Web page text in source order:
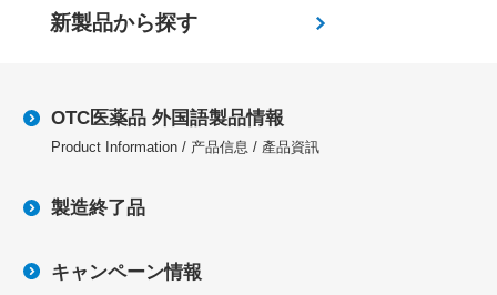
新製品から探す
OTC医薬品 外国語製品情報
Product Information / 产品信息 / 產品資訊
製造終了品
キャンペーン情報